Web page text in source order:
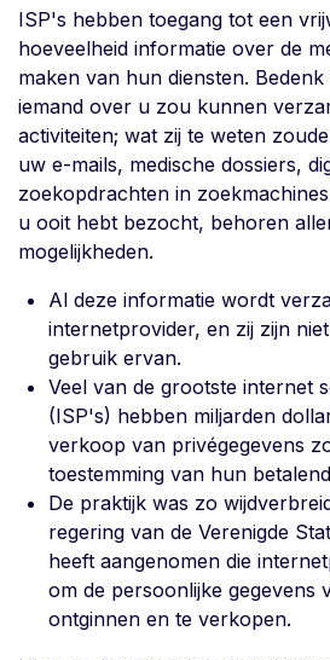
ISP's hebben toegang tot een
hoeveelheid informatie over de
maken van hun diensten.
iemand over u zou kunnen
activiteiten; wat zij te weten
uw e-mails, medische dossiers,
zoekopdrachten in
u ooit hebt bezocht, behoren
mogelijkheden.
Al deze informatie wordt
internetprovider, en zij zijn
gebruik ervan.
Veel van de grootste internet
(ISP's) hebben miljarden
verkoop van privégegevens
toestemming van hun
De praktijk was zo
regering van de Verenigde
heeft aangenomen die
om de persoonlijke gegevens
ontginnen en te verkopen.